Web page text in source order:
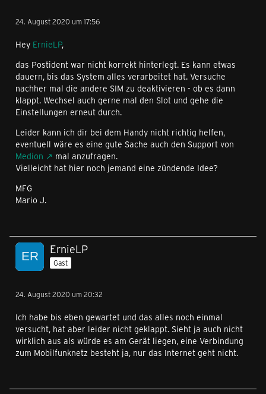
24. August 2020 um 17:56
Hey ErnieLP,
das Postident war nicht korrekt hinterlegt. Es kann etwas
dauern, bis das System alles verarbeitet hat. Versuche
nachher mal die andere SIM zu deaktivieren - ob es dann
klappt. Wechsel auch gerne mal den Slot und gehe die
Einstellungen erneut durch.
Leider kann ich dir bei dem Handy nicht richtig helfen,
eventuell wäre es eine gute Sache auch den Support von
Medion
mal anzufragen.
Vielleicht hat hier noch jemand eine zündende Idee?
MFG
Mario J.
ErnieLP
Gast
24. August 2020 um 20:32
Ich habe bis eben gewartet und das alles noch einmal
versucht, hat aber leider nicht geklappt. Sieht ja auch nicht
wirklich aus als würde es am Gerät liegen, eine Verbindung
zum Mobilfunknetz besteht ja, nur das Internet geht nicht.